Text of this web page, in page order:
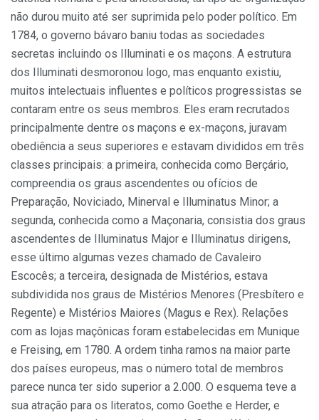
não durou muito até ser suprimida pelo poder político. Em
1784, o governo bávaro baniu todas as sociedades
secretas incluindo os Illuminati e os maçons. A estrutura
dos Illuminati desmoronou logo, mas enquanto existiu,
muitos intelectuais influentes e políticos progressistas se
contaram entre os seus membros. Eles eram recrutados
principalmente dentre os maçons e ex-maçons, juravam
obediência a seus superiores e estavam divididos em três
classes principais: a primeira, conhecida como Berçário,
compreendia os graus ascendentes ou ofícios de
Preparação, Noviciado, Minerval e Illuminatus Minor; a
segunda, conhecida como a Maçonaria, consistia dos graus
ascendentes de Illuminatus Major e Illuminatus dirigens,
esse último algumas vezes chamado de Cavaleiro
Escocês; a terceira, designada de Mistérios, estava
subdividida nos graus de Mistérios Menores (Presbítero e
Regente) e Mistérios Maiores (Magus e Rex). Relações
com as lojas maçônicas foram estabelecidas em Munique
e Freising, em 1780. A ordem tinha ramos na maior parte
dos países europeus, mas o número total de membros
parece nunca ter sido superior a 2.000. O esquema teve a
sua atração para os literatos, como Goethe e Herder, e